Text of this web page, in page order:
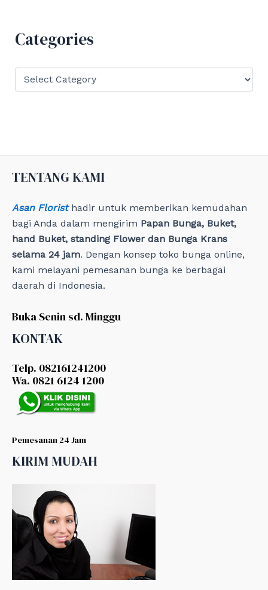
o
Categories
i
s
TENTANG KAMI
Asan Floristhadir untuk memberikan kemudahan
bagi Anda dalam mengirim Papan Bunga, Buket,
hand Buket, standing Flower dan Bunga Krans
selama 24 jam. Dengan konsep toko bunga online,
kami melayani pemesanan bunga ke berbagai
daerah di Indonesia.
Buka Senin sd. Minggu
KONTAK
Telp. 082161241200
Wa. 0821 6124 1200
Pemesanan 24 Jam
KIRIM MUDAH